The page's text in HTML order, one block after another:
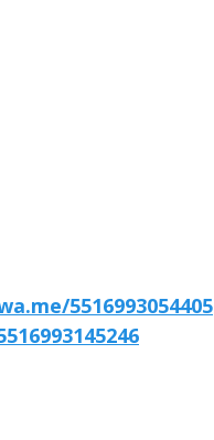
5516993054405